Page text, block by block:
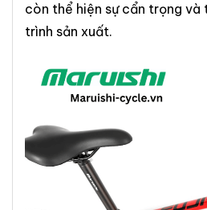
còn thể hiện sự cẩn trọng và
trình sản xuất.